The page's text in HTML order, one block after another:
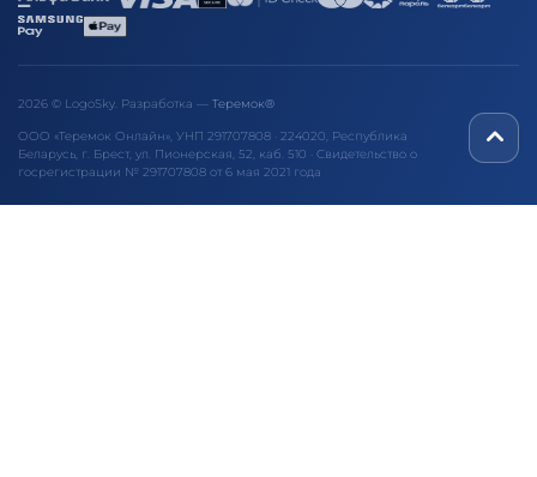
2026 © LogoSky. Разработка — Теремок®
ООО «Теремок Онлайн», УНП 291707808 · 224020, Республика
Беларусь, г. Брест, ул. Пионерская, 52, каб. 510 · Свидетельство о
госрегистрации № 291707808 от 6 мая 2021 года